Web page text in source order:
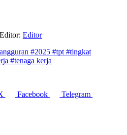
Terbanyak di Kota Bandung